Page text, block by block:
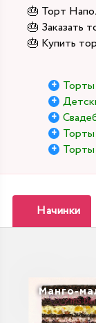
🎂 Торт
🎂 Заказать
🎂 Купить
Торты
Начинки
Манго-